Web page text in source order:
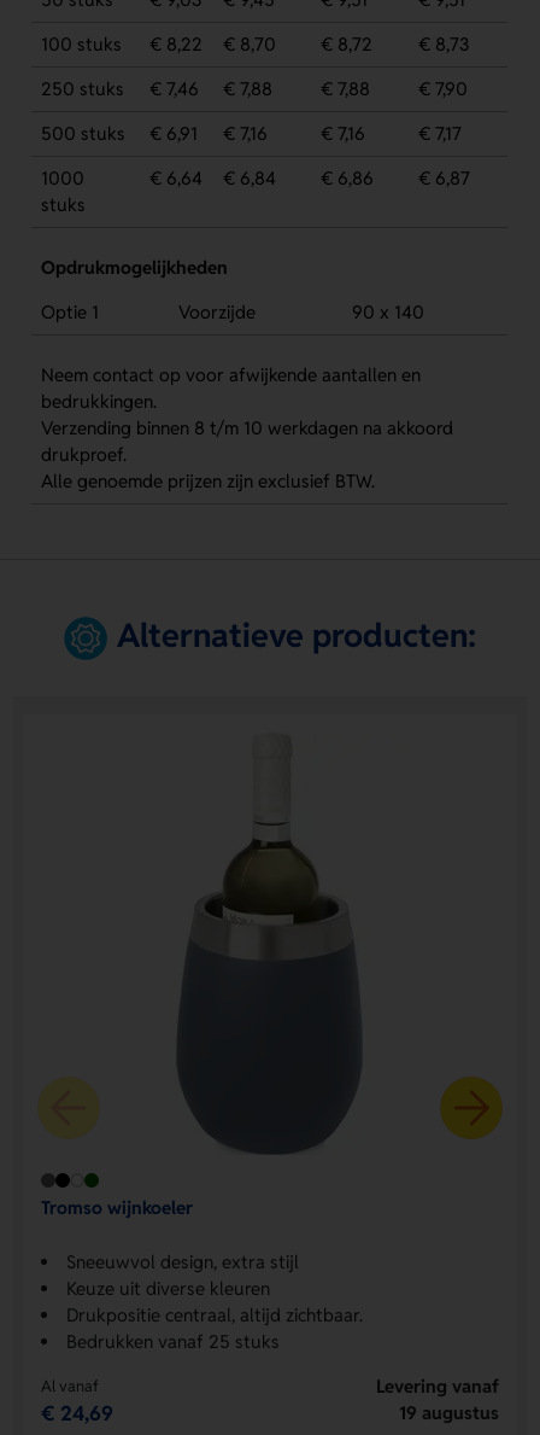
100 stuks
€ 8,22 € 8,70 € 8,72
€ 8,73
250 stuks
€ 7,46 € 7,88 € 7,88
€ 7,90
500 stuks
€ 6,91 € 7,16 € 7,16
€ 7,17
1000
stuks
€ 6,64 € 6,84 € 6,86 € 6,87
Opdrukmogelijkheden
Optie 1
Voorzijde 90 x 140
Neem contact op voor afwijkende aantallen en
bedrukkingen.
Verzending binnen 8 t/m 10 werkdagen na akkoord
drukproef.
Alle genoemde prijzen zijn exclusief BTW.
Alternatieve producten:
Tromso wijnkoeler
Sneeuwvol design, extra stijl
Keuze uit diverse kleuren
Drukpositie centraal, altijd zichtbaar.
Bedrukken vanaf 25 stuks
Al vanaf
€ 24,69
Levering vanaf
19 augustus